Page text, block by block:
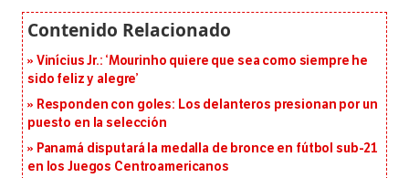
Vinícius Jr.: ‘Mourinho quiere que sea como siempre he
sido feliz y alegre’
Responden con goles: Los delanteros presionan por un
puesto en la selección
Panamá disputará la medalla de bronce en fútbol sub-21
en los Juegos Centroamericanos